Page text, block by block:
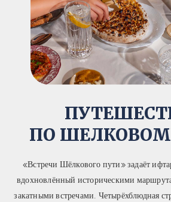
ПО
«Встречи Шёлкового пути» задаёт
вдохновлённый историческими
закатными встречами. Четырёхблюдная